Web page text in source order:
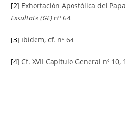
[2] Exhortación Apostólica del
Exsultate (GE) nº 64
[3] Ibidem, cf. nº 64
[4] Cf. XVII Capítulo General nº 10,